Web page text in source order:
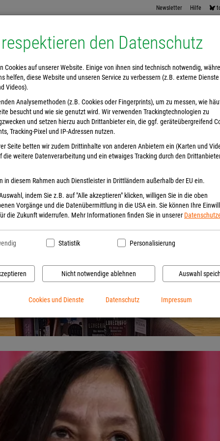
den Datenschutz
Cookies auf unserer Website. Einige von ihnen sind technisch notwendig,
helfen, diese Website und unseren Service zu verbessern (z.B. externe
Videos).
Analysemethoden (z.B. Cookies oder Fingerprints), um zu messen, wie
besucht und wie sie genutzt wird. Wir verwenden Trackingtechnologien zu
und setzen hierzu auch Drittanbieter ein, die ggf. geräteübergreifend
Tracking-Pixel und IP-Adressen nutzen.
Seite betten wir zudem Drittinhalte von anderen Anbietern ein (Karten und
die weitere Datenverarbeitung und ein etwaiges Tracking durch den
in diesem Rahmen auch Dienstleister in Drittländern außerhalb der EU ein.
indem Sie z.B. auf "Alle akzeptieren" klicken, willigen Sie in die oben
Vorgänge und die Datenübermittlung in die USA ein. Sie können Ihre
die Zukunft widerrufen. Mehr Informationen finden Sie in unserer
Statistik Personalisierung
Nicht notwendige ablehnen Auswahl
Cookies und Dienste Datenschutz Impressum
Newsletter Hilfe
Lesesommer Internationale Bücher Hörbücher Alle Kategorien